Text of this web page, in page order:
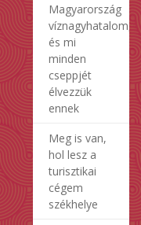
Magyarország
víznagyhatalom,
és mi
minden
cseppjét
élvezzük
ennek
Meg is van,
hol lesz a
turisztikai
cégem
székhelye